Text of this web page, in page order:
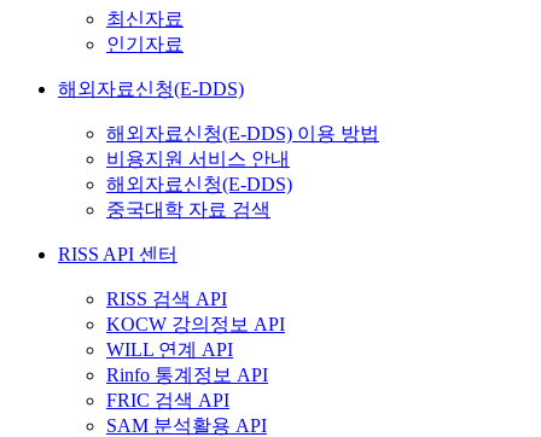
최신자료
인기자료
해외자료신청(E-DDS)
해외자료신청(E-DDS) 이용 방법
비용지원 서비스 안내
해외자료신청(E-DDS)
중국대학 자료 검색
RISS API 센터
RISS 검색 API
KOCW 강의정보 API
WILL 연계 API
Rinfo 통계정보 API
FRIC 검색 API
SAM 분석활용 API